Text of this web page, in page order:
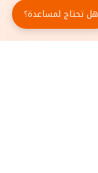
هل تحتاج لمساعدة؟